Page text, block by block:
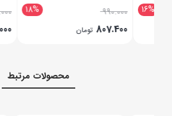
990.000
807.400 تومان
1.050.000
859.000
محصولات مرتبط